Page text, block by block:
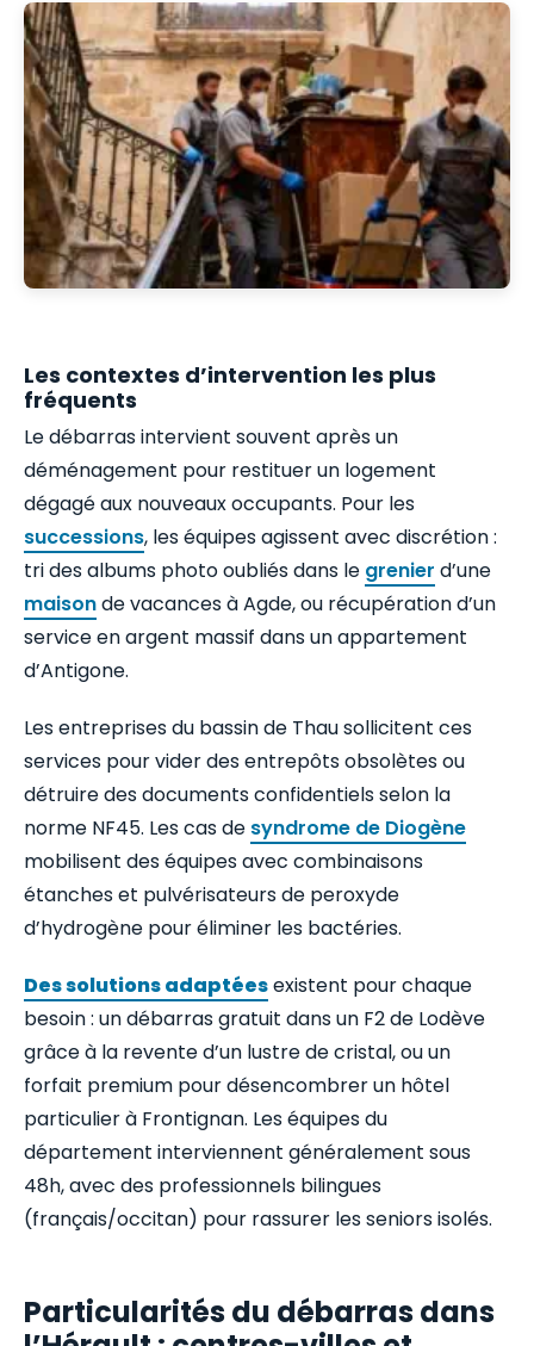
Les contextes d’intervention les plus
fréquents
Le débarras intervient souvent après un
déménagement pour restituer un logement
dégagé aux nouveaux occupants. Pour les
successions, les équipes agissent avec discrétion :
tri des albums photo oubliés dans le grenier d’une
maisonde vacances à Agde, ou récupération d’un
service en argent massif dans un appartement
d’Antigone.
Les entreprises du bassin de Thau sollicitent ces
services pour vider des entrepôts obsolètes ou
détruire des documents confidentiels selon la
norme NF45. Les cas de syndrome de Diogène
mobilisent des équipes avec combinaisons
étanches et pulvérisateurs de peroxyde
d’hydrogène pour éliminer les bactéries.
Des solutions adaptéesexistent pour chaque
besoin : un débarras gratuit dans un F2 de Lodève
grâce à la revente d’un lustre de cristal, ou un
forfait premium pour désencombrer un hôtel
particulier à Frontignan. Les équipes du
département interviennent généralement sous
48h, avec des professionnels bilingues
(français/occitan) pour rassurer les seniors isolés.
Particularités du débarras dans